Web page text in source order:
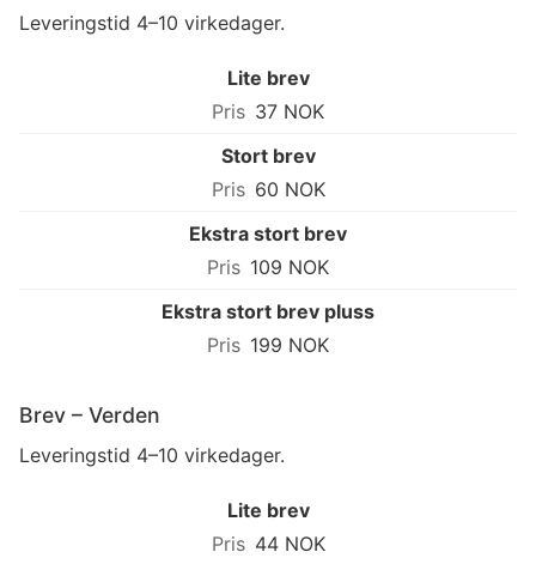
Leveringstid 4–10 virkedager.
Lite brev
37 NOK
Stort brev
60 NOK
Ekstra stort brev
109 NOK
Ekstra stort brev pluss
199 NOK
Brev – Verden
Leveringstid 4–10 virkedager.
Lite brev
44 NOK